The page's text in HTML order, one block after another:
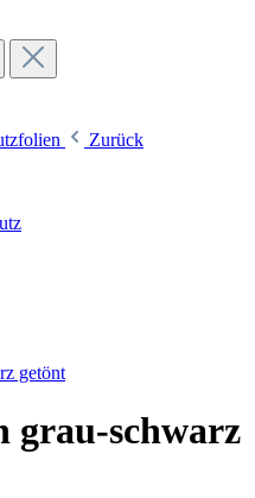
Zurück
getönt
grau-schwarz